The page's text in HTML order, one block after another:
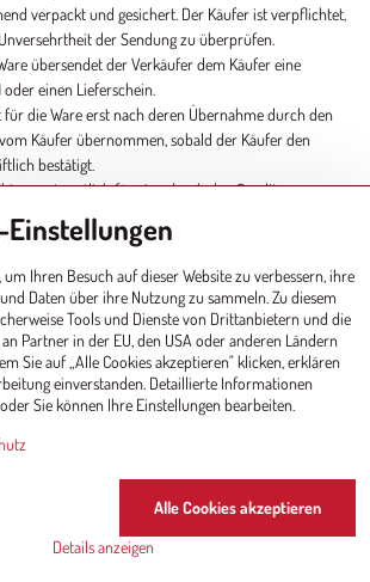
verpackt und gesichert. Der Käufer ist verpflichtet,
der Sendung zu überprüfen.
übersendet der Verkäufer dem Käufer eine
einen Lieferschein.
die Ware erst nach deren Übernahme durch den
Käufer übernommen, sobald der Käufer den
bestätigt.
verantwortlich für eine durch den Spediteur
der bestellten Ware an den Käufer. Der
für Schäden an der Sendung, die durch
werden. Solche Fälle werden vom Verkäufer gelöst,
Zahlung aller Schäden durch den Spediteur neue
kann es vorkommen, dass wir einen Warenmangel
die von Ihnen bestellte Ware in mehreren Paketen
Verpackung als ein Paket bezahlen.
BESTELLUNG
Bestimmungen ist der Käufer berechtigt, innerhalb
Tag ohne Angabe von Gründen von der bearbeiteten
hat). die Ware zu übernehmen.
Ihren Besuch auf dieser Website zu verbessern, ihre
Daten über ihre Nutzung zu sammeln. Zu diesem
Tools und Dienste von Drittanbietern und die
Partner in der EU, den USA oder anderen Ländern
Sie auf „Alle Cookies akzeptieren" klicken, erklären
einverstanden. Detaillierte Informationen
Sie können Ihre Einstellungen bearbeiten.
Details anzeigen
Alle Cookies akzeptieren